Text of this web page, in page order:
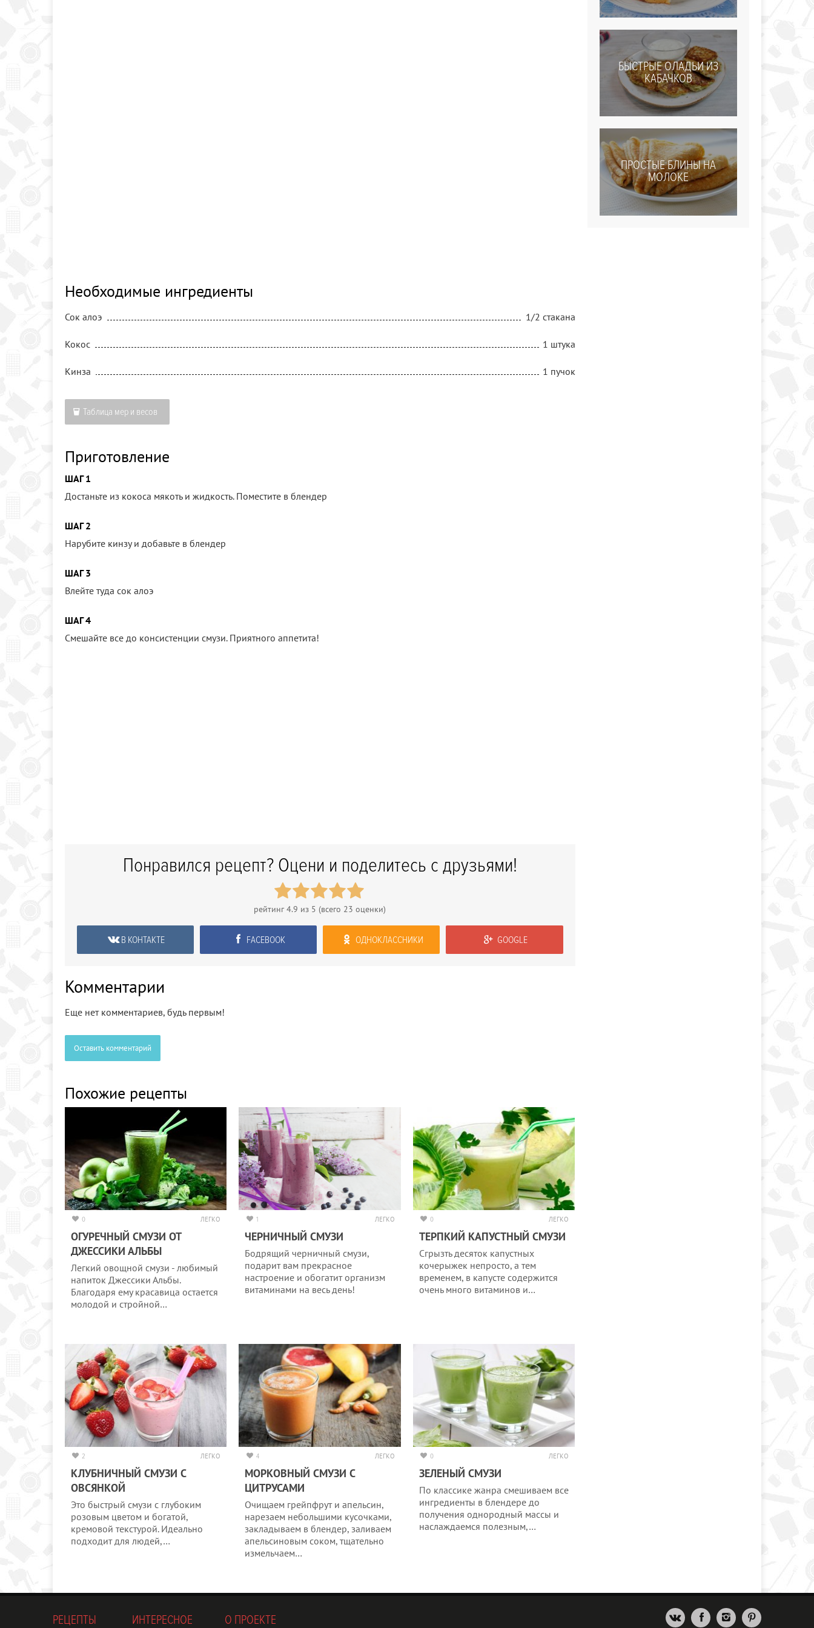
Необходимые ингредиенты
Сок алоэ 1/2 стакана
Кокос 1 штука
Кинза 1 пучок
Таблица мер и весов
Приготовление
ШАГ 1
Достаньте из кокоса мякоть и жидкость. Поместите в блендер
ШАГ 2
Нарубите кинзу и добавьте в блендер
ШАГ 3
Влейте туда сок алоэ
ШАГ 4
Смешайте все до консистенции смузи. Приятного аппетита!
Понравился рецепт? Оцени и поделитесь с друзьями!
рейтинг4.9 из 5 (всего 23 оценки)
В КОНТАКТЕ FACEBOOK ОДНОКЛАССНИКИ GOOGLE
Комментарии
Еще нет комментариев, будь первым!
Оставить комментарий
Похожие рецепты
0 ЛЕГКО
ОГУРЕЧНЫЙ СМУЗИ ОТ
ДЖЕССИКИ АЛЬБЫ
Легкий овощной смузи - любимый
напиток Джессики Альбы.
Благодаря ему красавица остается
молодой и стройной…
1 ЛЕГКО
ЧЕРНИЧНЫЙ СМУЗИ
Бодрящий черничный смузи,
подарит вам прекрасное
настроение и обогатит организм
витаминами на весь день!
0 ЛЕГКО
ТЕРПКИЙ КАПУСТНЫЙ СМУЗИ
Сгрызть десяток капустных
кочерыжек непросто, а тем
временем, в капусте содержится
очень много витаминов и…
2 ЛЕГКО
КЛУБНИЧНЫЙ СМУЗИ С
ОВСЯНКОЙ
Это быстрый смузи с глубоким
розовым цветом и богатой,
кремовой текстурой. Идеально
подходит для людей,…
4 ЛЕГКО
МОРКОВНЫЙ СМУЗИ С
ЦИТРУСАМИ
Очищаем грейпфрут и апельсин,
нарезаем небольшими кусочками,
закладываем в блендер, заливаем
апельсиновым соком, тщательно
измельчаем…
0 ЛЕГКО
ЗЕЛЕНЫЙ СМУЗИ
По классике жанра смешиваем все
ингредиенты в блендере до
получения однородный массы и
наслаждаемся полезным,…
БЫСТРЫЕ ОЛАДЬИ ИЗ
КАБАЧКОВ
ПРОСТЫЕ БЛИНЫ НА
МОЛОКЕ
РЕЦЕПТЫ ИНТЕРЕСНОЕ О ПРОЕКТЕ